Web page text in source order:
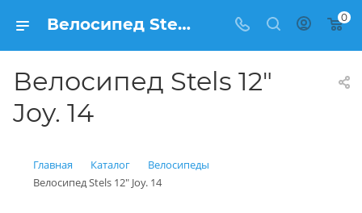
Велосипед Stels 12" Joy. 14 купить: цена 4 150 рублей в Балашихе | Интернет магазин Вело150 0
Велосипед Stels 12"
Joy. 14
Главная Каталог
Велосипеды
Велосипед Stels 12" Joy. 14